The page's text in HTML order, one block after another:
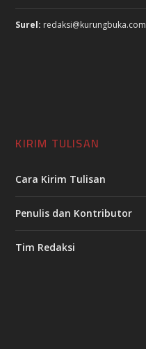
Surel: redaksi@kurungbuka.com
KIRIM TULISAN
Cara Kirim Tulisan
Penulis dan Kontributor
Tim Redaksi